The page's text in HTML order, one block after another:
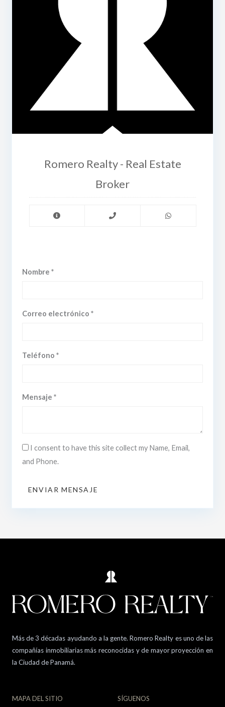
Romero Realty - Real Estate
Broker
Nombre *
Correo electrónico *
Teléfono *
Mensaje *
I consent to have this site collect my Name, Email,
and Phone.
ENVIAR MENSAJE
Más de 3 décadas ayudando a la gente. Romero Realty es uno de las
compañías inmobiliarias más reconocidas y de mayor proyección en
la Ciudad de Panamá.
MAPA DEL SITIO SÍGUENOS